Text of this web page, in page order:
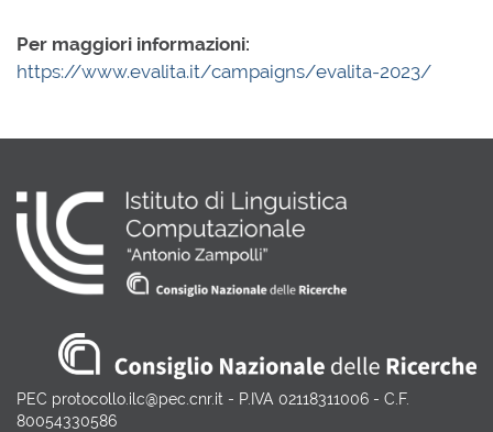
Per maggiori informazioni:
https://www.evalita.it/campaigns/evalita-2023/
PEC protocollo.ilc@pec.cnr.it - P.IVA 02118311006 - C.F.
80054330586